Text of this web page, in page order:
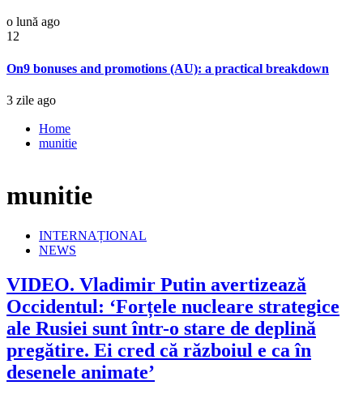
o lună ago
12
On9 bonuses and promotions (AU): a practical breakdown
3 zile ago
Home
munitie
munitie
INTERNAȚIONAL
NEWS
VIDEO. Vladimir Putin avertizează
Occidentul: ‘Forțele nucleare strategice
ale Rusiei sunt într-o stare de deplină
pregătire. Ei cred că războiul e ca în
desenele animate’